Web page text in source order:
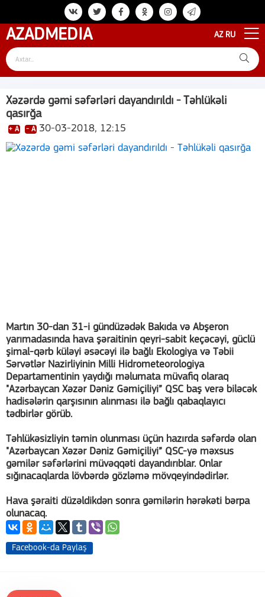
AZADMEDIA AZ RU
Xəzərdə gəmi səfərləri dayandırıldı - Təhlükəli
qasırğa
+ A - A 30-03-2018, 12:15
Martın 30-dan 31-i gündüzədək Bakıda və Abşeron
yarımadasında hava şəraitinin qeyri-sabit keçəcəyi, güclü
şimal-qərb küləyi əsəcəyi ilə bağlı Ekologiya və Təbii
Sərvətlər Nazirliyinin Milli Hidrometeorologiya
Departamentinin yaydığı məlumata müvafiq olaraq
"Azərbaycan Xəzər Dəniz Gəmiçiliyi” QSC baş verə biləcək
hadisələrin qarşısının alınması ilə bağlı qabaqlayıcı
tədbirlər görüb.
Təhlükəsizliyin təmin olunması üçün hazırda səfərdə olan
"Azərbaycan Xəzər Dəniz Gəmiçiliyi” QSC-yə məxsus
gəmilər səfərlərini müvəqqəti dayandırıblar. Onlar
sığınacaqlarda lövbərdə gözləmə mövqeyindədirlər.
Hava şəraiti düzəldikdən sonra gəmilərin hərəkəti bərpa
olunacaq.
Facebook-da Paylaş